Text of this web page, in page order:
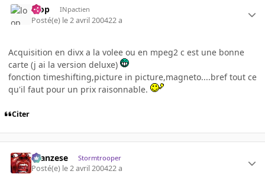
loop INpactien
Posté(e) le 2 avril 200422 a
Acquisition en divx a la volee ou en mpeg2 c est une bonne
carte (j ai la version deluxe)
fonction timeshifting,picture in picture,magneto....bref tout ce
qu'il faut pour un prix raisonnable.
Citer
ilcanzese Stormtrooper
Posté(e) le 2 avril 200422 a